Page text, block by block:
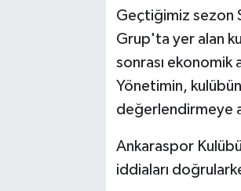
Geçtiğimiz sezon
Grup'ta yer alan
sonrası ekonomik
Yönetimin,
değerlendirmeye
Ankaraspor
iddiaları